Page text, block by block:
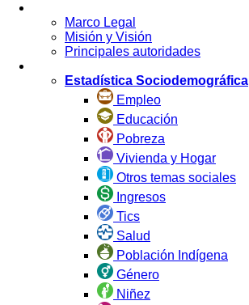
Marco Legal
Misión y Visión
Principales autoridades
Estadística Sociodemográfica
Empleo
Educación
Pobreza
Vivienda y Hogar
Otros temas sociales
Ingresos
Tics
Salud
Población Indígena
Género
Niñez